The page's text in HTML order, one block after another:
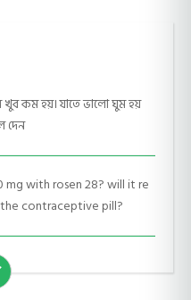
কম হয়। যাতে ভালো ঘুম হয়
দেন
with rosen 28? will it re
contraceptive pill?